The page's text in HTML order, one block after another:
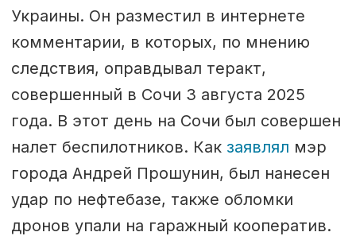
Украины. Он разместил в интернете
комментарии, в которых, по мнению
следствия, оправдывал теракт,
совершенный в Сочи 3 августа 2025
года. В этот день на Сочи был совершен
налет беспилотников. Как заявлял мэр
города Андрей Прошунин, был нанесен
удар по нефтебазе, также обломки
дронов упали на гаражный кооператив.